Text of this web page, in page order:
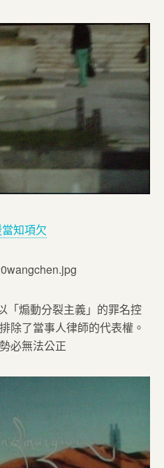
知項欠
「煽動分裂主義」的罪名控
除了當事人律師的代表權。
必無法公正